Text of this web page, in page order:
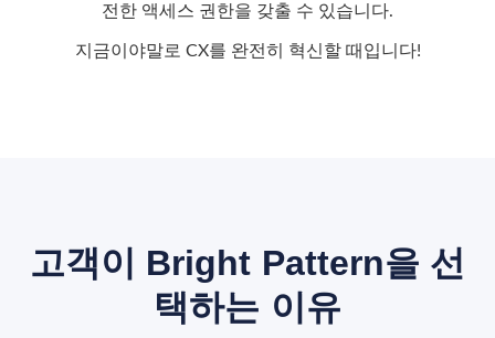
전한 액세스 권한을 갖출 수 있습니다.
지금이야말로 CX를 완전히 혁신할 때입니다!
고객이 Bright Pattern을 선
택하는 이유